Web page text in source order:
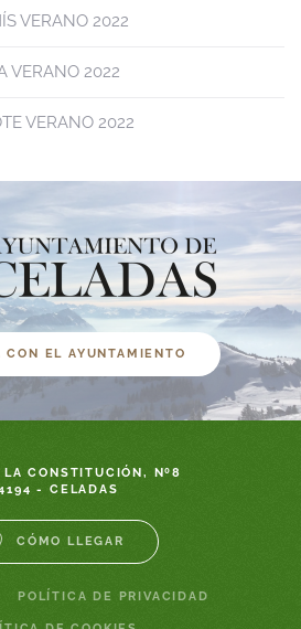
VERANO 2022
VERANO 2022
VERANO 2022
CON EL AYUNTAMIENTO
LA CONSTITUCIÓN, Nº8
- CELADAS
CÓMO LLEGAR
POLÍTICA DE PRIVACIDAD